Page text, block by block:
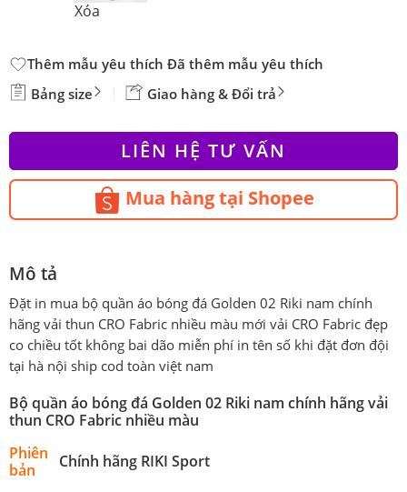
Xóa
Thêm mẫu yêu thích Đã thêm mẫu yêu thích
Bảng size Giao hàng & Đổi trả
LIÊN HỆ TƯ VẤN
Mua hàng tại Shopee
Mô tả
Đặt in mua bộ quần áo bóng đá Golden 02 Riki nam chính
hãng vải thun CRO Fabric nhiều màu mới vải CRO Fabric đẹp
co chiều tốt không bai dão miễn phí in tên số khi đặt đơn đội
tại hà nội ship cod toàn việt nam
Bộ quần áo bóng đá Golden 02 Riki nam chính hãng vải
thun CRO Fabric nhiều màu
Phiên
bản
Chính hãng RIKI Sport